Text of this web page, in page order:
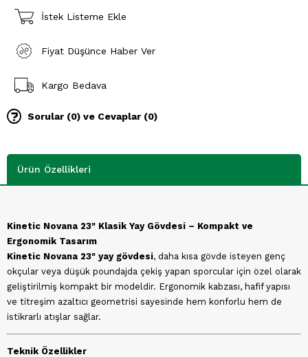
İstek Listeme Ekle
Fiyat Düşünce Haber Ver
Kargo Bedava
Sorular (0) ve Cevaplar (0)
Ürün Özellikleri
Kinetic Novana 23" Klasik Yay Gövdesi – Kompakt ve
Ergonomik Tasarım
Kinetic Novana 23" yay gövdesi, daha kısa gövde isteyen genç
okçular veya düşük poundajda çekiş yapan sporcular için özel olarak
geliştirilmiş kompakt bir modeldir. Ergonomik kabzası, hafif yapısı
ve titreşim azaltıcı geometrisi sayesinde hem konforlu hem de
istikrarlı atışlar sağlar.
Teknik Özellikler